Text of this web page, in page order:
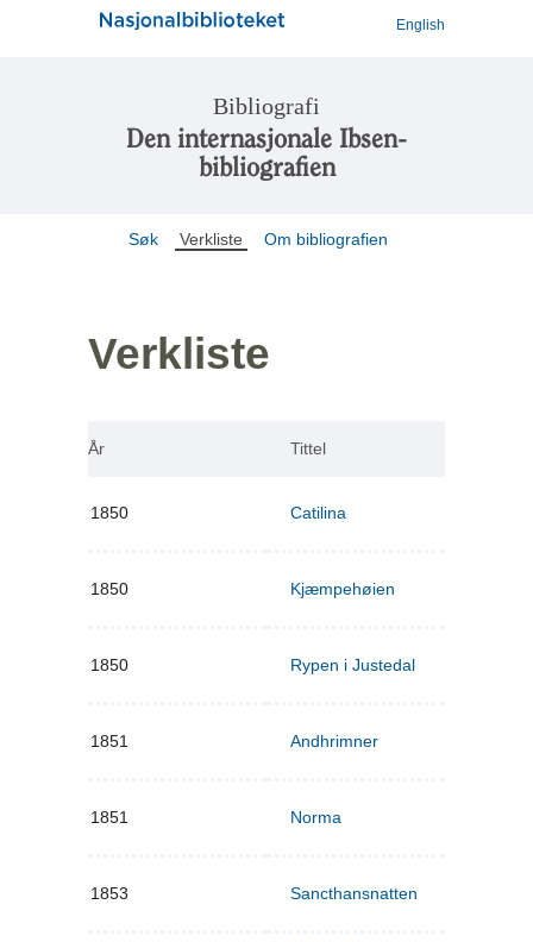
English
Bibliografi
Den internasjonale Ibsen-
bibliografien
Søk Verkliste Om bibliografien
Verkliste
År Tittel
1850 Catilina
1850 Kjæmpehøien
1850 Rypen i Justedal
1851 Andhrimner
1851 Norma
1853 Sancthansnatten